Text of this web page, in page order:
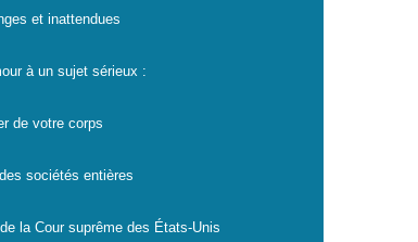
et inattendues
à un sujet sérieux :
de votre corps
sociétés entières
la Cour suprême des États-Unis